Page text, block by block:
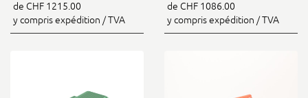
de CHF 1215.00
y compris expédition / TVA
de CHF 1086.00
y compris expédition / TVA